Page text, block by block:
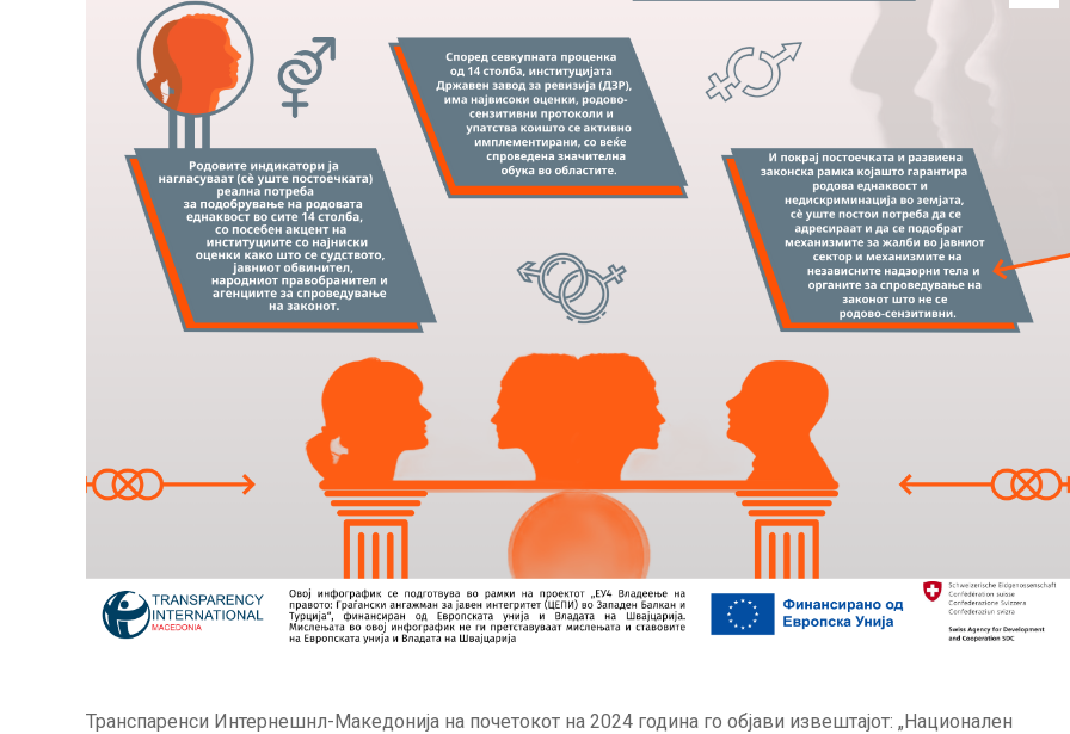
Транспаренси Интернешнл-Македонија на почетокот на 2024 година го објави извештајот: „Национален